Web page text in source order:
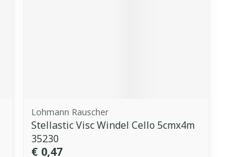
Lohmann Rauscher
Stellastic Visc Windel Cello 5cmx4m
35230
€ 0,47